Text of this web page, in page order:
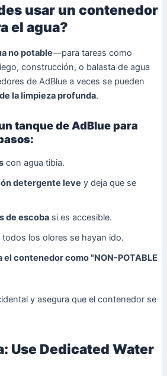
usar un contenedor
el agua?
no potable—para tareas como
construcción, o balasta de agua
de AdBlue a veces se pueden
la limpieza profunda.
tanque de AdBlue para
con agua tibia.
detergente leve y deja que se
de escobasi es accesible.
los olores se hayan ido.
el contenedor como "NON-POTABLE
y asegura que el contenedor se
Use Dedicated Water